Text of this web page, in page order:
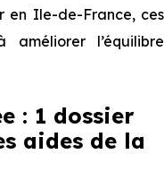
en Ile-de-France, ces
améliorer l’équilibre
: 1 dossier
aides de la